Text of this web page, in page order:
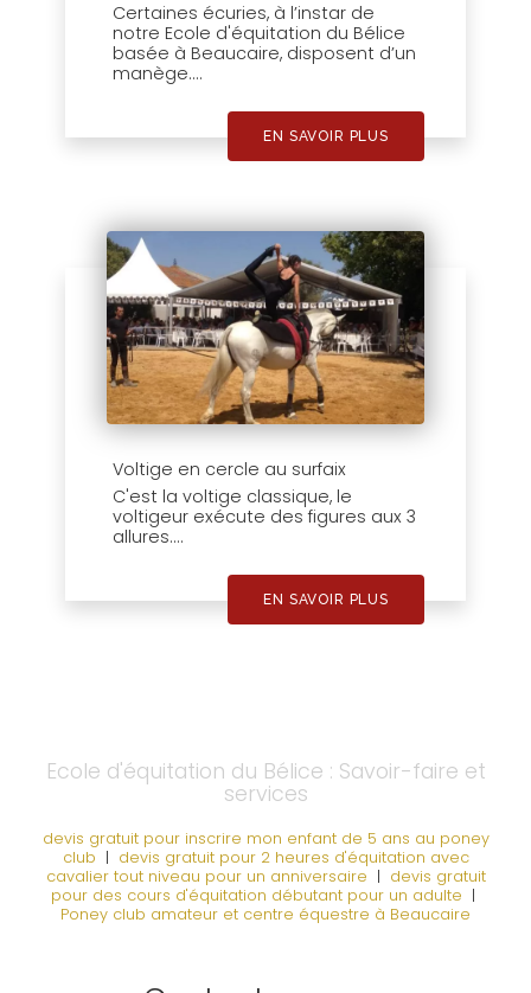
Certaines écuries, à l’instar de
notre Ecole d'équitation du Bélice
basée à Beaucaire, disposent d’un
manège....
EN SAVOIR PLUS
Voltige en cercle au surfaix
C'est la voltige classique, le
voltigeur exécute des figures aux 3
allures....
EN SAVOIR PLUS
Ecole d'équitation du Bélice : Savoir-faire et
services
devis gratuit pour inscrire mon enfant de 5 ans au poney
club | devis gratuit pour 2 heures d'équitation avec
cavalier tout niveau pour un anniversaire | devis gratuit
pour des cours d'équitation débutant pour un adulte |
Poney club amateur et centre équestre à Beaucaire